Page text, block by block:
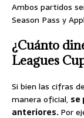
Ambos partidos
Season Pass y
¿Cuánto
Leagues
Si bien las cifras
manera oficial, se
anteriores.Por